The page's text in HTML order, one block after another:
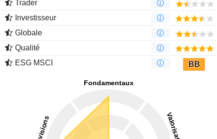
Trader
Investisseur
Globale
Qualité
ESG MSCI
BB